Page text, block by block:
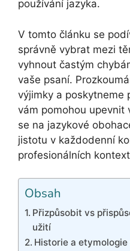
používání jazyka.
V tomto článku se
správně vybrat mezi
vyhnout častým
vaše psaní.
výjimky a poskytneme
vám pomohou upevnit
se na jazykové
jistotu v každodenní
profesionálních
Obsah
Přizpůsobit vs
užití
Historie a